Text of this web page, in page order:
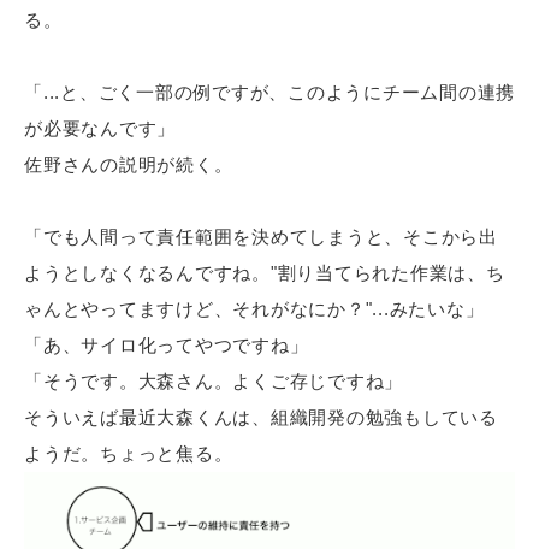
る。
「...と、ごく一部の例ですが、このようにチーム間の連携
が必要なんです」
佐野さんの説明が続く。
「でも人間って責任範囲を決めてしまうと、そこから出
ようとしなくなるんですね。"割り当てられた作業は、ち
ゃんとやってますけど、それがなにか？"...みたいな」
「あ、サイロ化ってやつですね」
「そうです。大森さん。よくご存じですね」
そういえば最近大森くんは、組織開発の勉強もしている
ようだ。ちょっと焦る。